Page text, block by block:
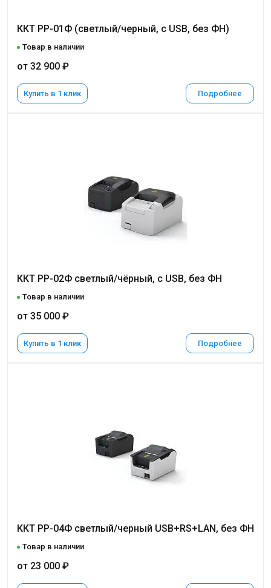
ККТ РР-01Ф (светлый/черный, с USB, без ФН)
Товар в наличии
от 32 900 ₽
Купить в 1 клик Подробнее
ККТ РР-02Ф светлый/чёрный, с USB, без ФН
Товар в наличии
от 35 000 ₽
Купить в 1 клик Подробнее
ККТ РР-04Ф светлый/черный USB+RS+LAN, без ФН
Товар в наличии
от 23 000 ₽